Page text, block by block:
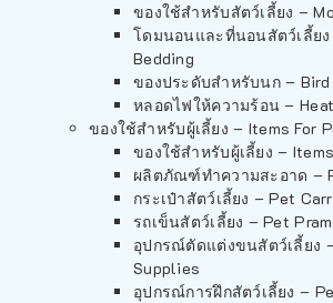
ของใช้สำหรับสัตว์เลี้ยง –
โดมนอนและที่นอนสัตว์เลี้ย
Bedding
ของประดับสำหรับนก –
หลอดไฟให้ความร้อน –
ของใช้สำหรับผู้เลี้ยง – Items For
ของใช้สำหรับผู้เลี้ยง –
ผลิตภัณฑ์ทำความสะอาด –
กระเป๋าสัตว์เลี้ยง – Pet
รถเข็นสัตว์เลี้ยง – Pet
อุปกรณ์ตัดแต่งขนสัตว์เลี้ยง
Supplies
อุปกรณ์การฝึกสัตว์เลี้ยง –